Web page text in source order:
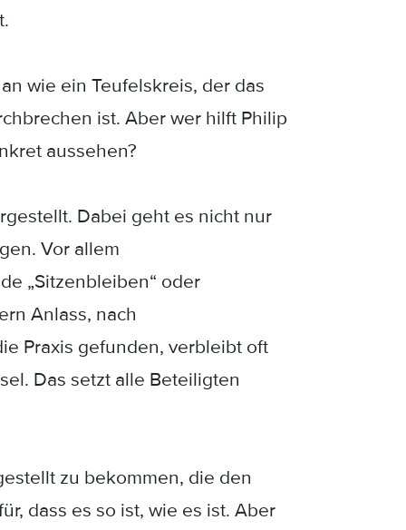
wie ein Teufelskreis, der das
ist. Aber wer hilft Philip
aussehen?
Dabei geht es nicht nur
Vor allem
„Sitzenbleiben“ oder
Anlass, nach
Praxis gefunden, verbleibt oft
Das setzt alle Beteiligten
zu bekommen, die den
dass es so ist, wie es ist. Aber